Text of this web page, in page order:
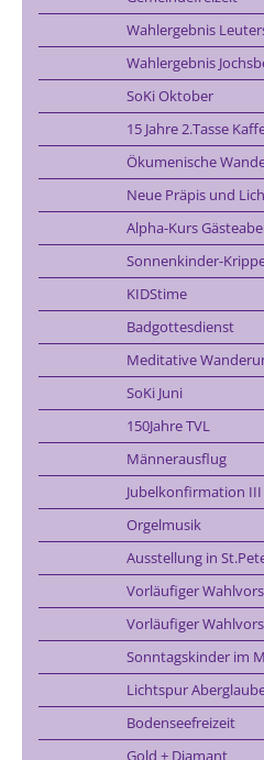
Wahlergebnis
Wahlergebnis
SoKi Oktober
15 Jahre 2.Tasse
Ökumenische
Neue Präpis und
Alpha-Kurs
Sonnenkinder-
KIDStime
Badgottesdienst
Meditative
SoKi Juni
150Jahre TVL
Männerausflug
Jubelkonfirmation III
Orgelmusik
Ausstellung in
Vorläufiger
Vorläufiger
Sonntagskinder im
Lichtspur
Bodenseefreizeit
Gold + Diamant